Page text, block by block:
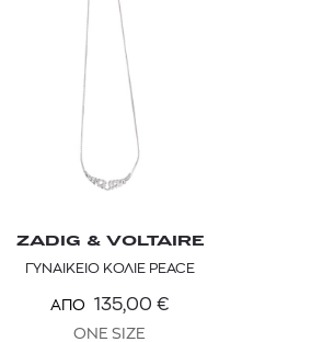
ZADIG & VOLTAIRE
ΓΥΝΑΙΚΕΙΟ ΚΟΛΙΕ PEACE
ΑΠΟ 135,00 €
ONE SIZE